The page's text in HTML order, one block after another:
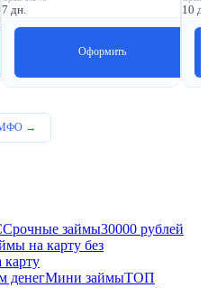
7 дн.
Оформить
10
МФО →
Срочные займы30000 рублей
на карту без
денегМини займыТОП